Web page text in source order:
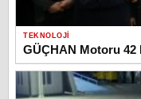
TEKNOLOJI
GÜÇHAN Motoru 42